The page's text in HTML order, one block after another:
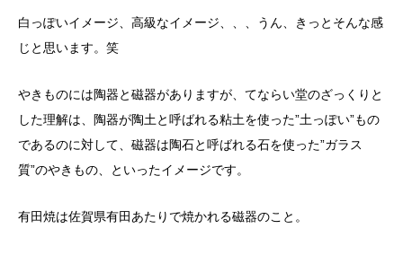
白っぽいイメージ、高級なイメージ、、、うん、きっとそんな感
じと思います。笑
やきものには陶器と磁器がありますが、てならい堂のざっくりと
した理解は、陶器が陶土と呼ばれる粘土を使った”土っぽい”もの
であるのに対して、磁器は陶石と呼ばれる石を使った”ガラス
質”のやきもの、といったイメージです。
有田焼は佐賀県有田あたりで焼かれる磁器のこと。